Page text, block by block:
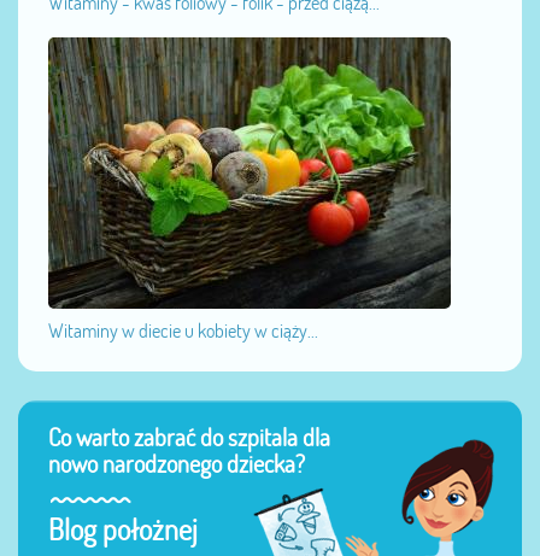
Witaminy w diecie u kobiety w ciąży...
Co warto zabrać do szpitala dla
nowo narodzonego dziecka?
Blog położnej